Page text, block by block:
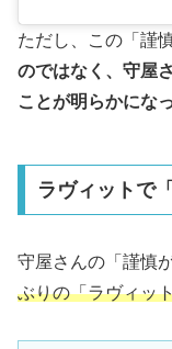
ただし、この「謹
のではなく、守屋
ことが明らかにな
ラヴィットで
守屋さんの「謹慎
ぶりの「ラヴィッ